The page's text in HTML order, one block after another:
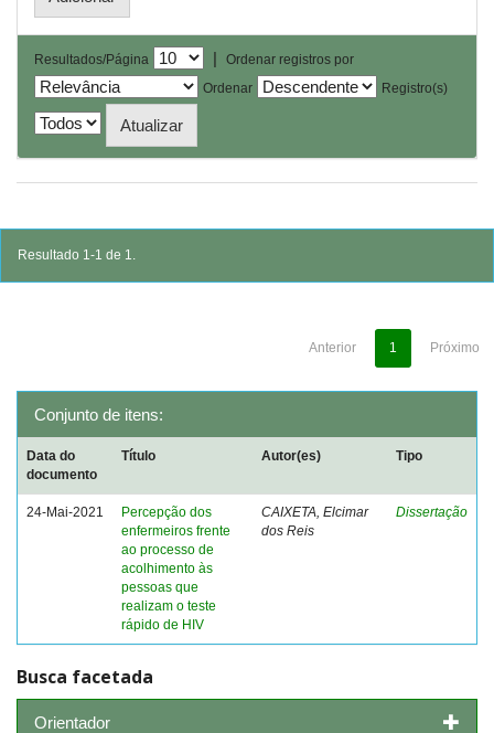
Resultados/Página |
Ordenar registros por
Ordenar
Registro(s)
Resultado 1-1 de 1.
Anterior 1 Próximo
Conjunto de itens:
Data do
documento
Título Autor(es) Tipo
24-Mai-2021
Percepção dos
enfermeiros frente
ao processo de
acolhimento às
pessoas que
realizam o teste
rápido de HIV
CAIXETA, Elcimar
dos Reis
Dissertação
Busca facetada
Orientador